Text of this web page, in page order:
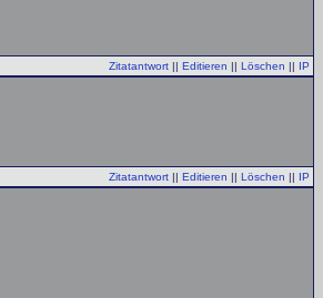
Zitatantwort || Editieren || Löschen || IP
Zitatantwort || Editieren || Löschen || IP